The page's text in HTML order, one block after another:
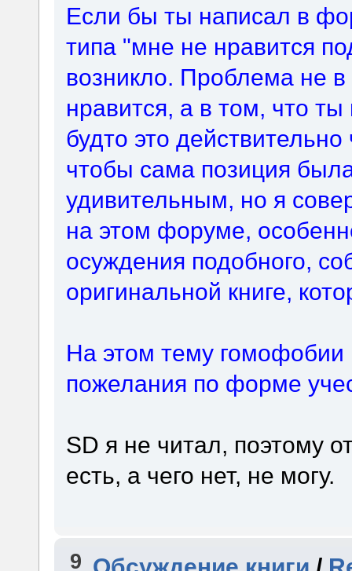
Если бы ты написал в
типа "мне не нравится
возникло. Проблема не в
нравится, а в том, что
будто это
чтобы сама позиция
удивительным, но я
на этом форуме,
осуждения подобного,
оригинальной книге,
На этом тему
пожелания по форме
SD я не читал, поэтому
есть, а чего нет, не могу.
9